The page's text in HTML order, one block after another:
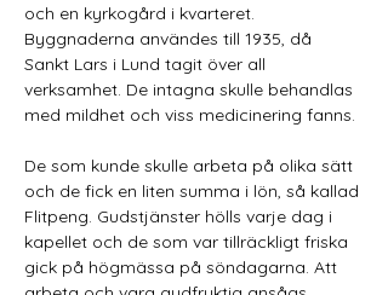
och en kyrkogård i kvarteret.
Byggnaderna användes till 1935, då
Sankt Lars i Lund tagit över all
verksamhet. De intagna skulle behandlas
med mildhet och viss medicinering fanns.
De som kunde skulle arbeta på olika sätt
och de fick en liten summa i lön, så kallad
Flitpeng. Gudstjänster hölls varje dag i
kapellet och de som var tillräckligt friska
gick på högmässa på söndagarna. Att